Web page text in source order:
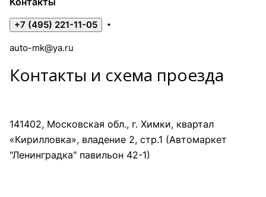
+7 (495) 221-11-05
auto-mk@ya.ru
Контакты и схема проезда
141402, Московская обл., г. Химки, квартал
«Кирилловка», владение 2, стр.1 (Автомаркет
"Ленинградка" павильон 42-1)